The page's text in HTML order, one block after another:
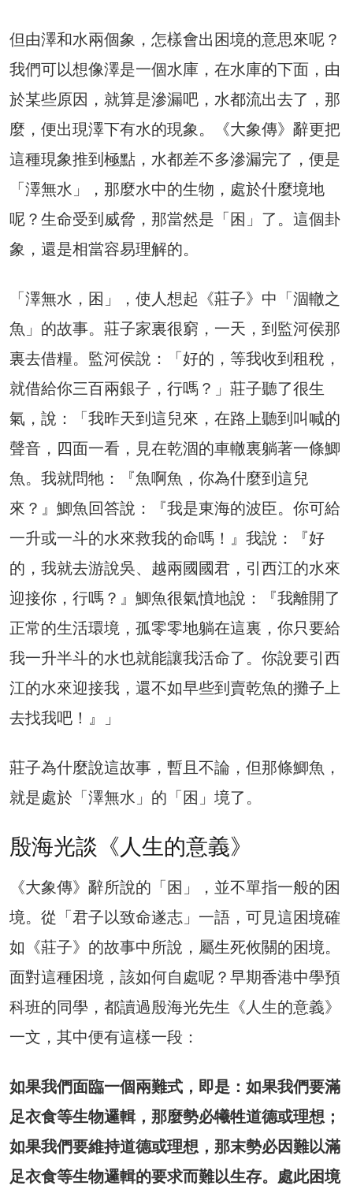
但由澤和水兩個象，怎樣會出困境的意思來呢？
我們可以想像澤是一個水庫，在水庫的下面，由
於某些原因，就算是滲漏吧，水都流出去了，那
麼，便出現澤下有水的現象。《大象傳》辭更把
這種現象推到極點，水都差不多滲漏完了，便是
「澤無水」，那麼水中的生物，處於什麼境地
呢？生命受到威脅，那當然是「困」了。這個卦
象，還是相當容易理解的。
「澤無水，困」，使人想起《莊子》中「涸轍之
魚」的故事。莊子家裏很窮，一天，到監河侯那
裏去借糧。監河侯說：「好的，等我收到租稅，
就借給你三百兩銀子，行嗎？」莊子聽了很生
氣，說：「我昨天到這兒來，在路上聽到叫喊的
聲音，四面一看，見在乾涸的車轍裏躺著一條鯽
魚。我就問牠：『魚啊魚，你為什麼到這兒
來？』鯽魚回答說：『我是東海的波臣。你可給
一升或一斗的水來救我的命嗎！』我說：『好
的，我就去游說吳、越兩國國君，引西江的水來
迎接你，行嗎？』鯽魚很氣憤地說：『我離開了
正常的生活環境，孤零零地躺在這裏，你只要給
我一升半斗的水也就能讓我活命了。你說要引西
江的水來迎接我，還不如早些到賣乾魚的攤子上
去找我吧！』」
莊子為什麼說這故事，暫且不論，但那條鯽魚，
就是處於「澤無水」的「困」境了。
殷海光談《人生的意義》
《大象傳》辭所說的「困」，並不單指一般的困
境。從「君子以致命遂志」一語，可見這困境確
如《莊子》的故事中所說，屬生死攸關的困境。
面對這種困境，該如何自處呢？早期香港中學預
科班的同學，都讀過殷海光先生《人生的意義》
一文，其中便有這樣一段：
如果我們面臨一個兩難式，即是：如果我們要滿
足衣食等生物邏輯，那麼勢必犧牲道德或理想；
如果我們要維持道德或理想，那末勢必因難以滿
足衣食等生物邏輯的要求而難以生存。處此困境